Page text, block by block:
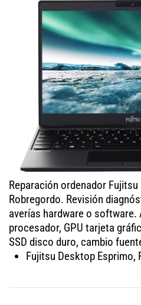
Reparación ordenador
Robregordo. Revisión
averías hardware o software.
procesador, GPU tarjeta
SSD disco duro, cambio
Fujitsu Desktop